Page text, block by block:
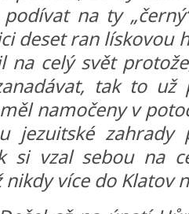
na ty
deset ran lískovou
na celý svět
tak to už
namočeny v
jezuitské
si vzal sebou na
nikdy více do Klatov